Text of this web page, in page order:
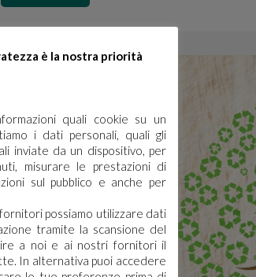
è la nostra priorità
quali cookie su un
i dati personali, quali gli
inviate da un dispositivo, per
misurare le prestazioni di
sul pubblico e anche per
possiamo utilizzare dati
tramite la scansione del
a noi e ai nostri fornitori il
In alternativa puoi accedere